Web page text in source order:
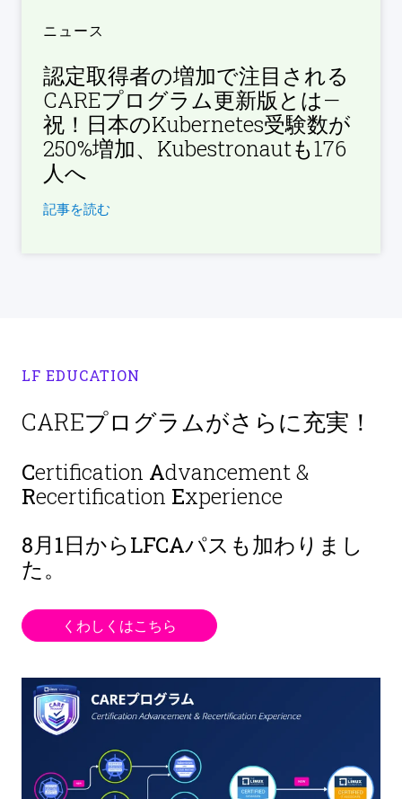
ニュース
認定取得者の増加で注目される
CAREプログラム更新版とは—
祝！日本のKubernetes受験数が
250%増加、Kubestronautも176
人へ
記事を読む
LF EDUCATION
CAREプログラムがさらに充実！
Certification Advancement &
Recertification Experience
8月1日からLFCAパスも加わりまし
た。
くわしくはこちら